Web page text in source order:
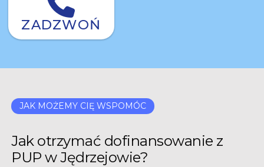
ZADZWOŃ
JAK MOŻEMY CIĘ WSPOMÓC
Jak otrzymać dofinansowanie z
PUP w Jędrzejowie?